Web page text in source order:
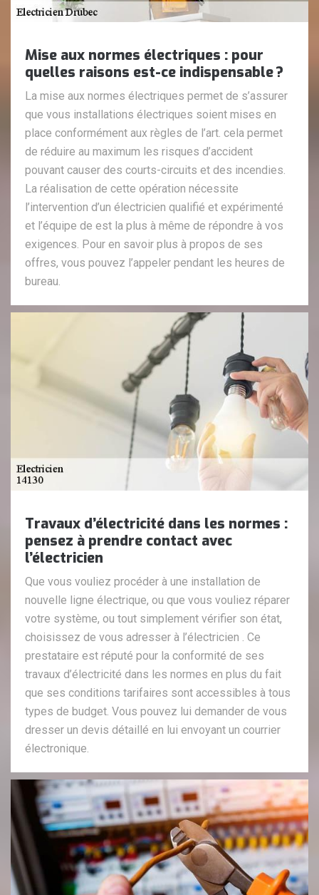
Mise aux normes électriques : pour
quelles raisons est-ce indispensable ?
La mise aux normes électriques permet de s’assurer
que vous installations électriques soient mises en
place conformément aux règles de l’art. cela permet
de réduire au maximum les risques d’accident
pouvant causer des courts-circuits et des incendies.
La réalisation de cette opération nécessite
l’intervention d’un électricien qualifié et expérimenté
et l’équipe de est la plus à même de répondre à vos
exigences. Pour en savoir plus à propos de ses
offres, vous pouvez l’appeler pendant les heures de
bureau.
Travaux d’électricité dans les normes :
pensez à prendre contact avec
l’électricien
Que vous vouliez procéder à une installation de
nouvelle ligne électrique, ou que vous vouliez réparer
votre système, ou tout simplement vérifier son état,
choisissez de vous adresser à l’électricien . Ce
prestataire est réputé pour la conformité de ses
travaux d’électricité dans les normes en plus du fait
que ses conditions tarifaires sont accessibles à tous
types de budget. Vous pouvez lui demander de vous
dresser un devis détaillé en lui envoyant un courrier
électronique.